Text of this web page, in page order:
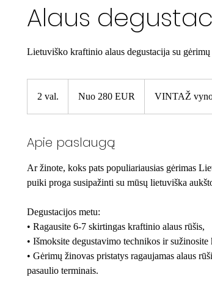
Alaus
Lietuviško kraftinio alaus degustacija su gėrimų
2 val.
l
EURNuo 280 EUR VINTAŽ
Apie paslaugą
Ar žinote, koks pats populiariausias gėrimas
puiki proga susipažinti su mūsų lietuviška
Degustacijos metu:
• Ragausite 6-7 skirtingas kraftinio alaus rūšis,
• Išmoksite degustavimo technikos ir
• Gėrimų žinovas pristatys ragaujamas alaus
pasaulio terminais.